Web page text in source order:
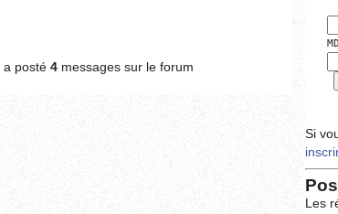
a posté 4 messages sur le forum
Si
Les